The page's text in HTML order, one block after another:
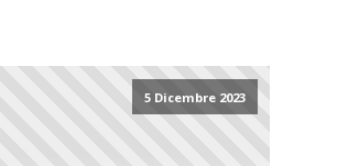
5 Dicembre 2023